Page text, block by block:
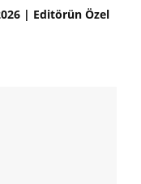
| Editörün Özel